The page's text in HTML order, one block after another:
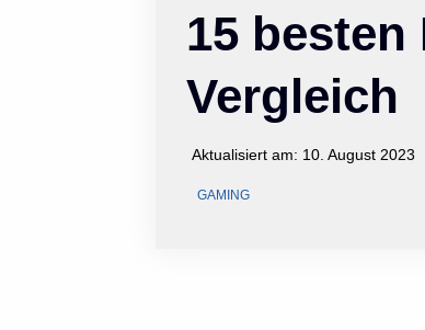
15
Vergleich
Aktualisiert am: 10. August 2023
GAMING